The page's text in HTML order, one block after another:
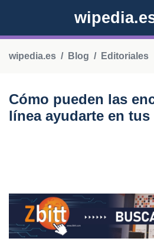
wipedia.es Blog Editoriales
Cómo pueden las
línea ayudarte en